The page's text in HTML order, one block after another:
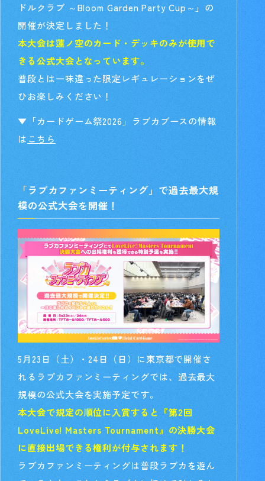
ドルクラブ ～Bloom Garden Party Cup～」の
開催が決定しました！
本大会は蓮ノ空のカード・デッキのみが使用で
きる公式大会となっています。
普段とは一味違った限定レギュレーションをぜ
ひお楽しみください！
▼「カードゲーム祭2026」ラブカブースの情報
は こちら
「ラブカファンミーティング」で過去最大規
模の公式大会を開催！
5月23日（土）・24日（日）に東京都で開催さ
れるラブカファンミーティングでは、過去最大
規模の公式大会を実施予定です。
本大会で規定の順位に入賞すると『第2回
LoveLive! Masters Tournament』の決勝大会
に直接出場できる権利が付与されます！
ラブカファンミーティングは普段ラブカを遊ん